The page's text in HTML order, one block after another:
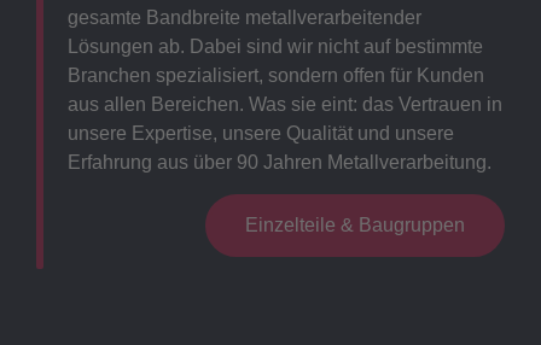
gesamte Bandbreite metallverarbeitender
Lösungen ab. Dabei sind wir nicht auf bestimmte
Branchen spezialisiert, sondern offen für Kunden
aus allen Bereichen. Was sie eint: das Vertrauen in
unsere Expertise, unsere Qualität und unsere
Erfahrung aus über 90 Jahren Metallverarbeitung.
Einzelteile & Baugruppen